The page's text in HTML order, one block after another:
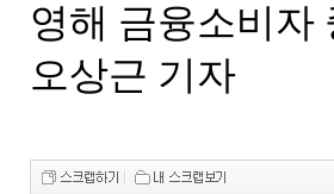
영해 금융소비자
오상근 기자